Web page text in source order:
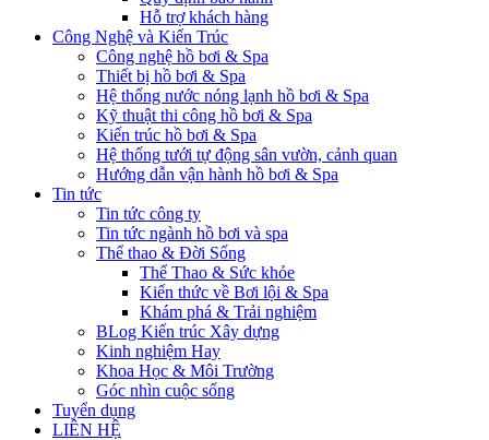
Hỗ trợ khách hàng
Công Nghệ và Kiến Trúc
Công nghệ hồ bơi & Spa
Thiết bị hồ bơi & Spa
Hệ thống nước nóng lạnh hồ bơi & Spa
Kỹ thuật thi công hồ bơi & Spa
Kiến trúc hồ bơi & Spa
Hệ thống tưới tự động sân vườn, cảnh quan
Hướng dẫn vận hành hồ bơi & Spa
Tin tức
Tin tức công ty
Tin tức ngành hồ bơi và spa
Thể thao & Đời Sống
Thể Thao & Sức khỏe
Kiến thức về Bơi lội & Spa
Khám phá & Trải nghiệm
BLog Kiến trúc Xây dựng
Kinh nghiệm Hay
Khoa Học & Môi Trường
Góc nhìn cuộc sống
Tuyển dụng
LIÊN HỆ